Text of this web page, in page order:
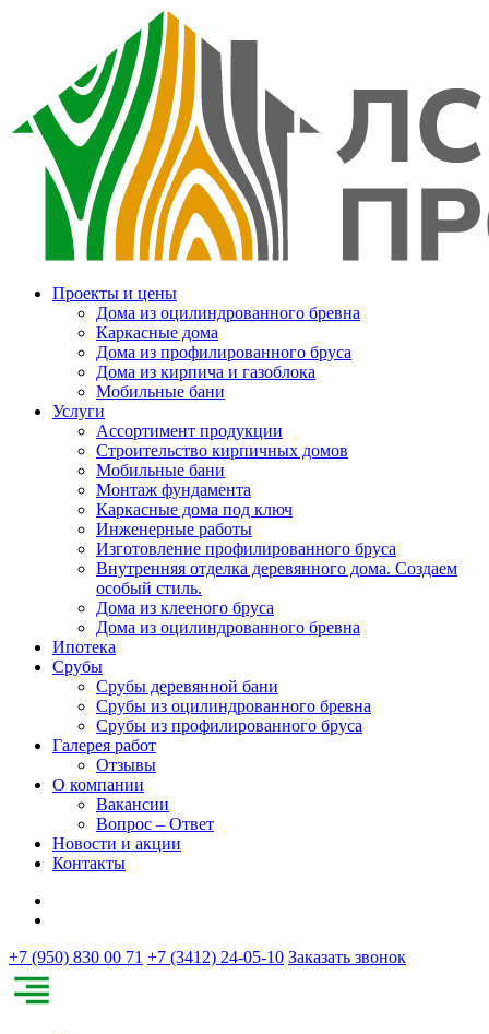
Проекты и цены
Дома из оцилиндрованного бревна
Каркасные дома
Дома из профилированного бруса
Дома из кирпича и газоблока
Мобильные бани
Услуги
Ассортимент продукции
Строительство кирпичных домов
Мобильные бани
Монтаж фундамента
Каркасные дома под ключ
Инженерные работы
Изготовление профилированного бруса
Внутренняя отделка деревянного дома. Создаем
особый стиль.
Дома из клееного бруса
Дома из оцилиндрованного бревна
Ипотека
Срубы
Срубы деревянной бани
Срубы из оцилиндрованного бревна
Срубы из профилированного бруса
Галерея работ
Отзывы
О компании
Вакансии
Вопрос – Ответ
Новости и акции
Контакты
+7 (950) 830 00 71 +7 (3412) 24-05-10 Заказать звонок